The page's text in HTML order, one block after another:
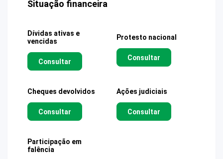
Situação financeira
Dívidas ativas e
vencidas
Consultar
Protesto nacional
Consultar
Cheques devolvidos
Consultar
Ações judiciais
Consultar
Participação em
falência